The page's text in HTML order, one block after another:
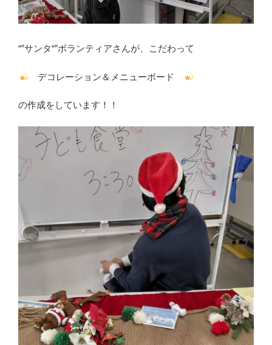
“”サンタ“”ボランティアさんが、こだわって
デコレーション＆メニューボード
の作成をしています！！